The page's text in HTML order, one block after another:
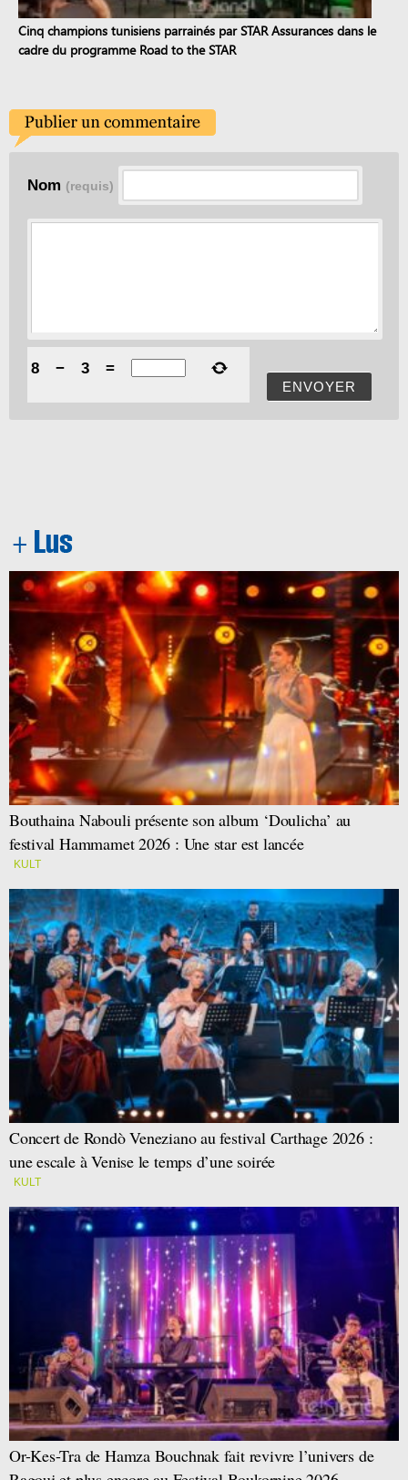
Cinq champions tunisiens parrainés par STAR Assurances dans le
cadre du programme Road to the STAR
Nom (requis)
ENVOYER
8 − 3 =
Bouthaina Nabouli présente son album ‘Doulicha’ au
festival Hammamet 2026 : Une star est lancée
KULT
Concert de Rondò Veneziano au festival Carthage 2026 :
une escale à Venise le temps d’une soirée
KULT
Or-Kes-Tra de Hamza Bouchnak fait revivre l’univers de